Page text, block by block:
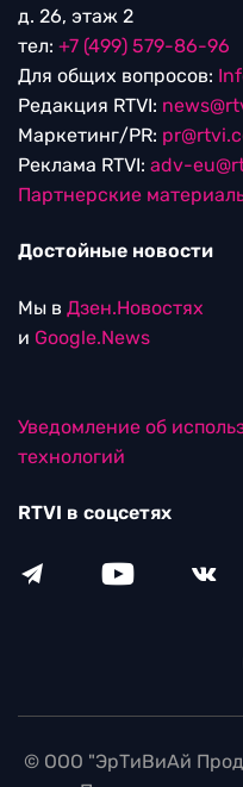
д. 26, этаж 2
тел: +7 (499) 579-86-96
Для общих вопросов:
Редакция RTVI:
Маркетинг/PR:
Реклама RTVI: adv-
Партнерские
Достойные новости
Мы в Дзен.Новостях
и Google.News
Уведомление об
технологий
RTVI в соцсетях
© ООО "ЭрТиВиАй